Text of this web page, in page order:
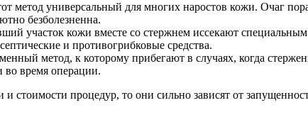
метод универсальный для многих наростов кожи. Очаг
безболезненна.
участок кожи вместе со стержнем иссекают
и противогрибковые средства.
метод, к которому прибегают в случаях, когда
во время операции.
и стоимости процедур, то они сильно зависят от